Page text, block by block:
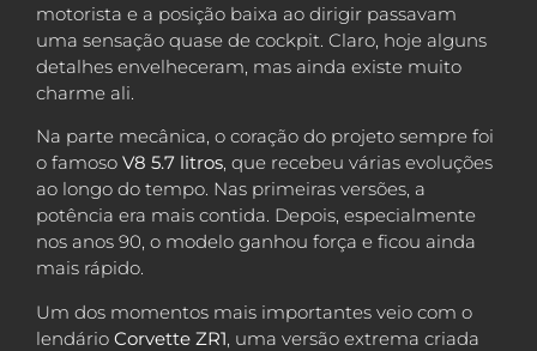
motorista e a posição baixa ao dirigir passavam
uma sensação quase de cockpit. Claro, hoje alguns
detalhes envelheceram, mas ainda existe muito
charme ali.
Na parte mecânica, o coração do projeto sempre foi
o famoso V8 5.7 litros, que recebeu várias evoluções
ao longo do tempo. Nas primeiras versões, a
potência era mais contida. Depois, especialmente
nos anos 90, o modelo ganhou força e ficou ainda
mais rápido.
Um dos momentos mais importantes veio com o
lendário Corvette ZR1 , uma versão extrema criada